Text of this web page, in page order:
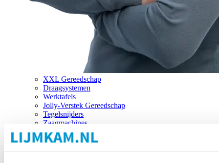
XXL Gereedschap
Draagsystemen
Werktafels
Jolly-Verstek Gereedschap
Tegelsnijders
Zaagmachines
Merken